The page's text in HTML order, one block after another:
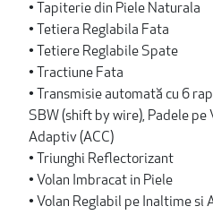
• Tapiterie din Piele Naturala
• Tetiera Reglabila Fata
• Tetiere Reglabile Spate
• Tractiune Fata
• Transmisie automată cu 6
SBW (shift by wire), Padele
Adaptiv (ACC)
• Triunghi Reflectorizant
• Volan Imbracat in Piele
• Volan Reglabil pe Inaltime si